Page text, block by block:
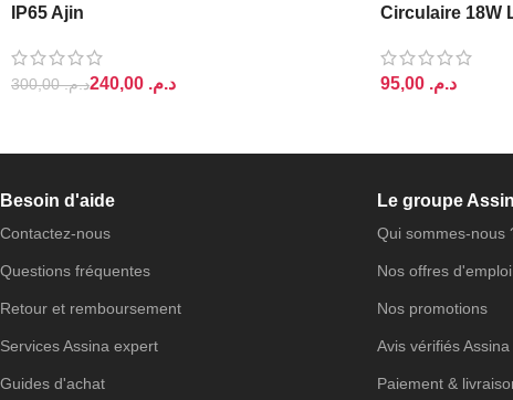
IP65 Ajin
د.م.300,00 د.م.
Circulaire 18W
د.م.
Besoin d'aide
Contactez-nous
Questions fréquentes
Retour et remboursement
Services Assina expert
Guides d'achat
Le groupe
Qui sommes-nous
Nos offres d'emploi
Nos promotions
Avis vérifiés Assina
Paiement &